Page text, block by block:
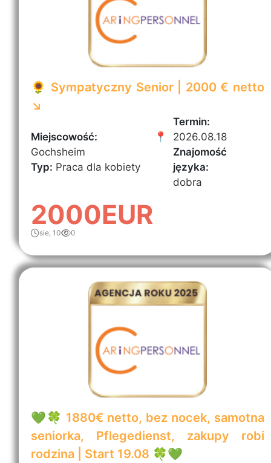
🌻 Sympatyczny Senior | 2000 € netto
↘️
Miejscowość:
📍
Gochsheim
Typ: Praca dla kobiety
Termin:
2026.08.18
Znajomość
języka:
dobra
2000EUR
sie, 10 0
💚🍀 1880€ netto, bez nocek, samotna
seniorka, Pflegedienst, zakupy robi
rodzina | Start 19.08 🍀💚